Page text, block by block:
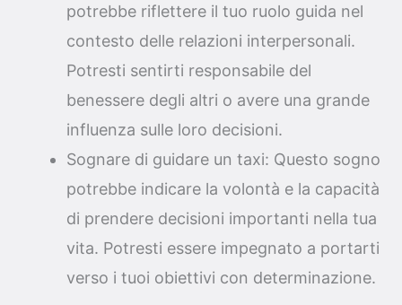
potrebbe riflettere il tuo ruolo guida nel
contesto delle relazioni interpersonali.
Potresti sentirti responsabile del
benessere degli altri o avere una grande
influenza sulle loro decisioni.
Sognare di guidare un taxi: Questo sogno
potrebbe indicare la volontà e la capacità
di prendere decisioni importanti nella tua
vita. Potresti essere impegnato a portarti
verso i tuoi obiettivi con determinazione.